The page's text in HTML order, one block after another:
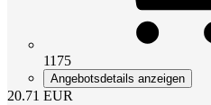
1175
Angebotsdetails anzeigen
20.71 EUR